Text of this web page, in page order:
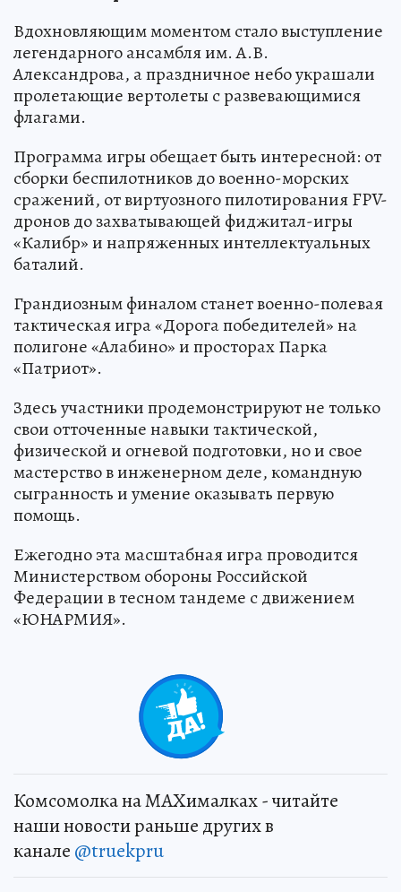
Вдохновляющим моментом стало выступление
легендарного ансамбля им. А.В.
Александрова, а праздничное небо украшали
пролетающие вертолеты с развевающимися
флагами.
Программа игры обещает быть интересной: от
сборки беспилотников до военно-морских
сражений, от виртуозного пилотирования FPV-
дронов до захватывающей фиджитал-игры
«Калибр» и напряженных интеллектуальных
баталий.
Грандиозным финалом станет военно-полевая
тактическая игра «Дорога победителей» на
полигоне «Алабино» и просторах Парка
«Патриот».
Здесь участники продемонстрируют не только
cвои отточенные навыки тактической,
физической и огневой подготовки, но и свое
мастерство в инженерном деле, командную
сыгранность и умение оказывать первую
помощь.
Ежегодно эта масштабная игра проводится
Министерством обороны Российской
Федерации в тесном тандеме с движением
«ЮНАРМИЯ».
Комсомолка на MAXималках - читайте
наши новости раньше других в
канале @truekpru